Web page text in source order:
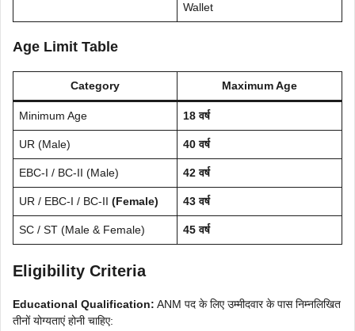
Wallet
Age Limit Table
Category Maximum Age
Minimum Age 18 वर्ष
UR (Male) 40 वर्ष
EBC-I / BC-II (Male) 42 वर्ष
UR / EBC-I / BC-II (Female) 43 वर्ष
SC / ST (Male & Female) 45 वर्ष
Eligibility Criteria
Educational Qualification: ANM पद के लिए उम्मीदवार के पास निम्नलिखित
तीनों योग्यताएं होनी चाहिए: